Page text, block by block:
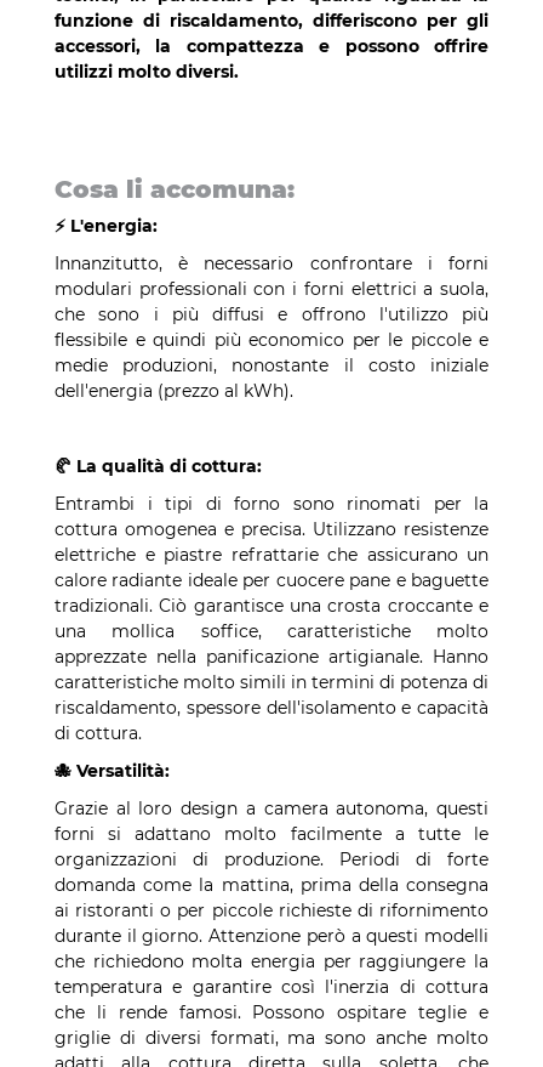
funzione di riscaldamento, differiscono per gli
accessori, la compattezza e possono offrire
utilizzi molto diversi.
Cosa li accomuna:
⚡️ L'energia:
Innanzitutto, è necessario confrontare i forni
modulari professionali con i forni elettrici a suola,
che sono i più diffusi e offrono l'utilizzo più
flessibile e quindi più economico per le piccole e
medie produzioni, nonostante il costo iniziale
dell'energia (prezzo al kWh).
🥐 La qualità di cottura:
Entrambi i tipi di forno sono rinomati per la
cottura omogenea e precisa. Utilizzano resistenze
elettriche e piastre refrattarie che assicurano un
calore radiante ideale per cuocere pane e baguette
tradizionali. Ciò garantisce una crosta croccante e
una mollica soffice, caratteristiche molto
apprezzate nella panificazione artigianale. Hanno
caratteristiche molto simili in termini di potenza di
riscaldamento, spessore dell'isolamento e capacità
di cottura.
🐙 Versatilità:
Grazie al loro design a camera autonoma, questi
forni si adattano molto facilmente a tutte le
organizzazioni di produzione. Periodi di forte
domanda come la mattina, prima della consegna
ai ristoranti o per piccole richieste di rifornimento
durante il giorno. Attenzione però a questi modelli
che richiedono molta energia per raggiungere la
temperatura e garantire così l'inerzia di cottura
che li rende famosi. Possono ospitare teglie e
griglie di diversi formati, ma sono anche molto